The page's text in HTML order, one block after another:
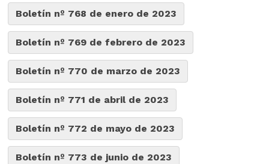
Boletín nº 768 de enero de 2023
Boletín nº 769 de febrero de 2023
Boletín nº 770 de marzo de 2023
Boletín nº 771 de abril de 2023
Boletín nº 772 de mayo de 2023
Boletín nº 773 de junio de 2023